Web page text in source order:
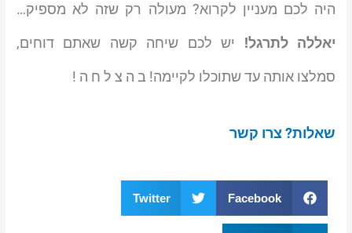
היה לכם מעניין לקרוא? מעולה רק שזה לא מספיק…
יאללה לתרגל! יש לכם שיחה קשה שאתם דוחים,
סמלצו אותה עד שתוכלו לקיימה! ב ה צ ל ח ה !
שאלות? צרו קשר
Facebook
Twitter